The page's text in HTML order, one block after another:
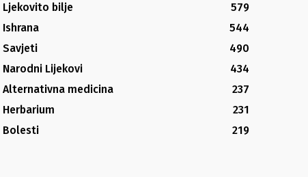
Ljekovito bilje
579
Ishrana
544
Savjeti
490
Narodni Lijekovi
434
Alternativna medicina
237
Herbarium
231
Bolesti
219